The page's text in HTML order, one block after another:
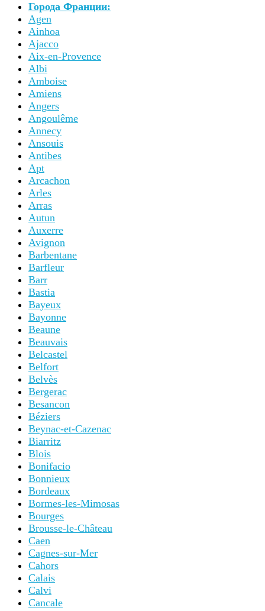
Города Франции:
Agen
Ainhoa
Ajacco
Aix-en-Provence
Albi
Amboise
Amiens
Angers
Angoulême
Annecy
Ansouis
Antibes
Apt
Arcachon
Arles
Arras
Autun
Auxerre
Avignon
Barbentane
Barfleur
Barr
Bastia
Bayeux
Bayonne
Beaune
Beauvais
Belcastel
Belfort
Belvès
Bergerac
Besancon
Béziers
Beynac-et-Cazenac
Biarritz
Blois
Bonifacio
Bonnieux
Bordeaux
Bormes-les-Mimosas
Bourges
Brousse-le-Château
Caen
Cagnes-sur-Mer
Cahors
Calais
Calvi
Cancale